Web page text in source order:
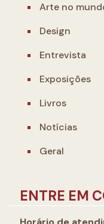
Arte no
Design
Entrevista
Exposições
Livros
Notícias
Geral
ENTRE EM